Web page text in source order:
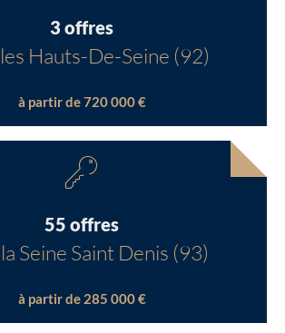
3 offres
Hauts-De-Seine (92)
à partir de 720 000 €
55 offres
Seine Saint Denis (93)
à partir de 285 000 €